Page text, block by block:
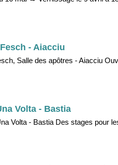
- Aiacciu
Salle des apôtres - Aiacciu
Volta - Bastia
Volta - Bastia Des stages pour